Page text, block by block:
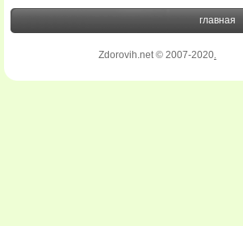
главная
Zdorovih.net © 2007-2020